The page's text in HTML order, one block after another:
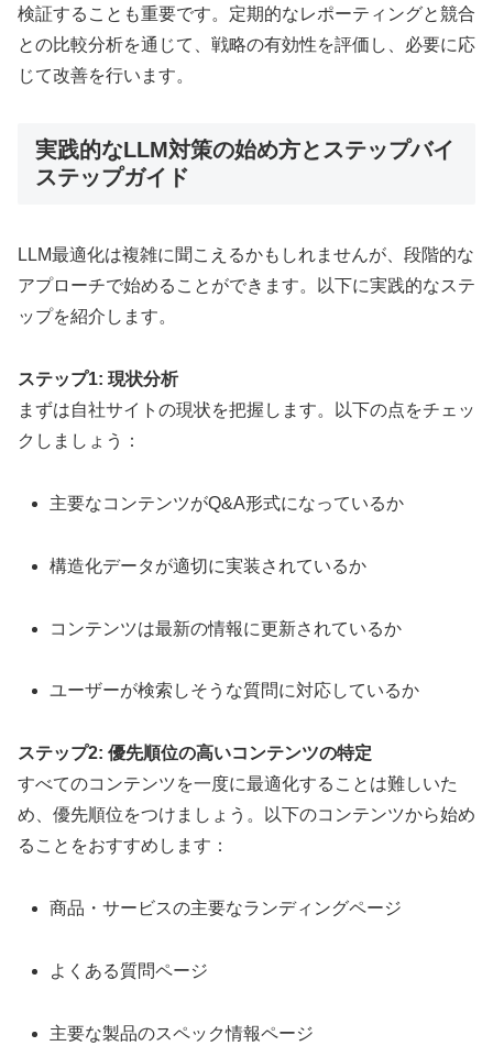
検証することも重要です。定期的なレポーティングと競合
との比較分析を通じて、戦略の有効性を評価し、必要に応
じて改善を行います。
実践的なLLM対策の始め方とステップバイ
ステップガイド
LLM最適化は複雑に聞こえるかもしれませんが、段階的な
アプローチで始めることができます。以下に実践的なステ
ップを紹介します。
ステップ1: 現状分析
まずは自社サイトの現状を把握します。以下の点をチェッ
クしましょう：
主要なコンテンツがQ&A形式になっているか
構造化データが適切に実装されているか
コンテンツは最新の情報に更新されているか
ユーザーが検索しそうな質問に対応しているか
ステップ2: 優先順位の高いコンテンツの特定
すべてのコンテンツを一度に最適化することは難しいた
め、優先順位をつけましょう。以下のコンテンツから始め
ることをおすすめします：
商品・サービスの主要なランディングページ
よくある質問ページ
主要な製品のスペック情報ページ